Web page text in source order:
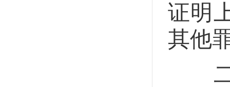
证明
其他
二